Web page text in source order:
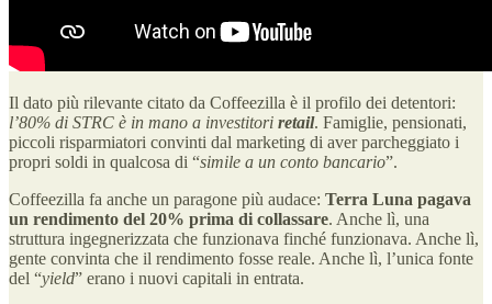
Il dato più rilevante citato da Coffeezilla è il profilo dei detentori:
l’80% di STRC è in mano a investitori retail. Famiglie, pensionati,
piccoli risparmiatori convinti dal marketing di aver parcheggiato i
propri soldi in qualcosa di “simile a un conto bancario”.
Coffeezilla fa anche un paragone più audace: Terra Luna pagava
un rendimento del 20% prima di collassare. Anche lì, una
struttura ingegnerizzata che funzionava finché funzionava. Anche lì,
gente convinta che il rendimento fosse reale. Anche lì, l’unica fonte
del “yield” erano i nuovi capitali in entrata.